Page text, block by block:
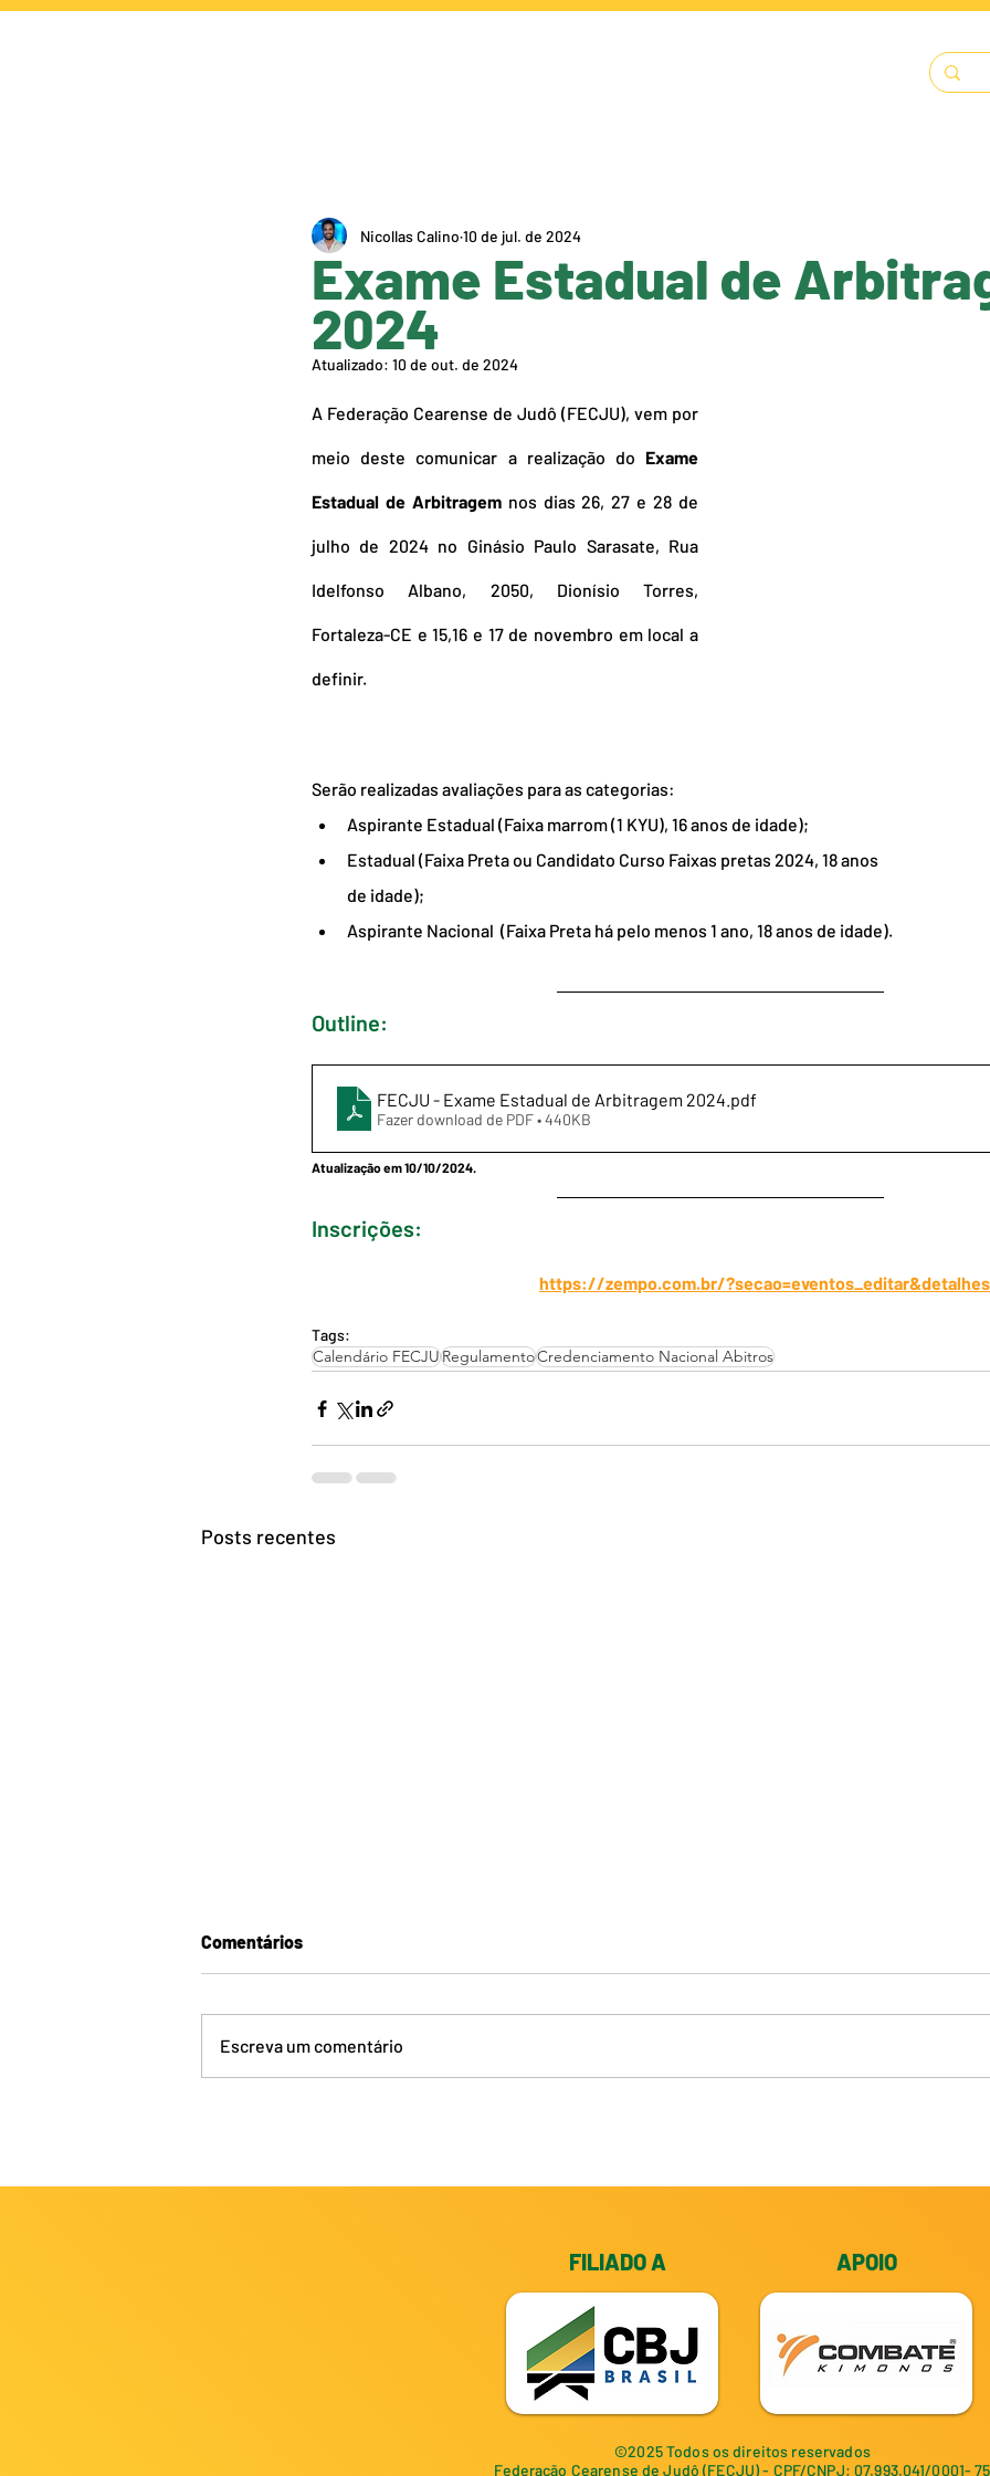
Exame Estadual de
2024
Nicollas Calino 10 de jul. de 2024
Atualizado: 10 de out. de 2024
A Federação Cearense de Judô (FECJU), vem por
meio deste comunicar a realização do Exame
Estadual de Arbitragem nos dias 26, 27 e 28 de
julho de 2024 no Ginásio Paulo Sarasate, Rua
Idelfonso Albano, 2050, Dionísio Torres,
Fortaleza-CE e 15,16 e 17 de novembro em local a
definir.
Serão realizadas avaliações para as categorias:
Aspirante Estadual (Faixa marrom (1 KYU), 16 anos de idade);
Estadual (Faixa Preta ou Candidato Curso Faixas pretas 2024, 18 anos
de idade);
Aspirante Nacional  (Faixa Preta há pelo menos 1 ano, 18 anos de idade).
Outline:
FECJU - Exame Estadual de Arbitragem 2024 .pdf
Fazer download de PDF • 440KB
Atualização em 10/10/2024.
Inscrições:
https://zempo.com.br/
Tags:
Calendário FECJURegulamentoCredenciamento Nacional Abitros
Posts recentes
Comentários
Escreva um comentário
APOIO
FILIADO A
©2025 Todos os direitos reservados
Federação Cearense de Judô (FECJU) - CPF/CNPJ: 07.993.041/0001- 75